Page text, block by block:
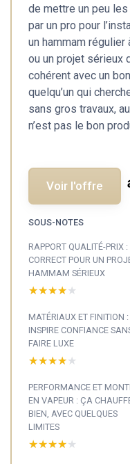
de mettre un peu
par un pro pour
un hammam régulier
ou un projet sérieux
cohérent avec un
quelqu’un qui
sans gros travaux,
n’est pas le bon
Voir l'offre
SOUS-NOTES
RAPPORT QUALITÉ-PRIX :
CORRECT POUR UN
HAMMAM SÉRIEUX
★★★★★
★★★★★
MATÉRIAUX ET FINITION
INSPIRE CONFIANCE
FAIRE LUXE
★★★★★
★★★★★
PERFORMANCE ET
EN VAPEUR : ÇA
BIEN, AVEC QUELQUES
LIMITES
★★★★★
★★★★★